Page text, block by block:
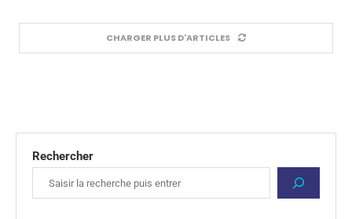
CHARGER PLUS D'ARTICLES
Rechercher